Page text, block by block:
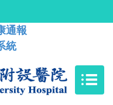
通報
統